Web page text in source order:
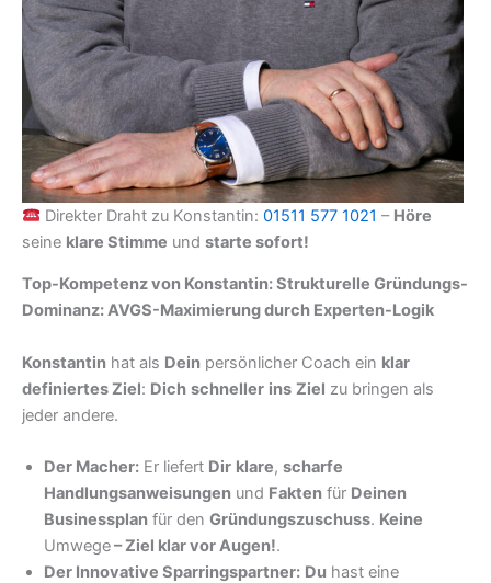
Direkter Draht zu Konstantin: 01511 577 1021 – Höre
seine klare Stimme und starte sofort!
Top-Kompetenz von Konstantin: Strukturelle Gründungs-
Dominanz: AVGS-Maximierung durch Experten-Logik
Konstantin hat als Dein persönlicher Coach ein klar
definiertes Ziel: Dich schneller ins Ziel zu bringen als
jeder andere.
Der Macher: Er liefert Dir klare, scharfe
Handlungsanweisungen und Fakten für Deinen
Businessplan für den Gründungszuschuss. Keine
Umwege–Ziel klar vor Augen!.
Der Innovative Sparringspartner: Du hast eine